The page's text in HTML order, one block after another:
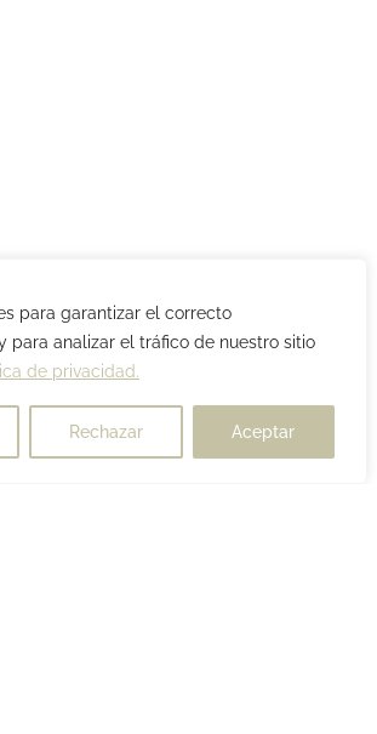
para garantizar el correcto
para analizar el tráfico de nuestro sitio
de privacidad.
Rechazar Aceptar